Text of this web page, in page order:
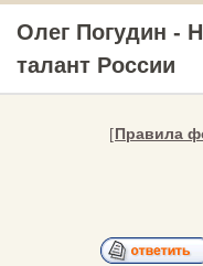
Олег Погудин -
талант России
[Правила